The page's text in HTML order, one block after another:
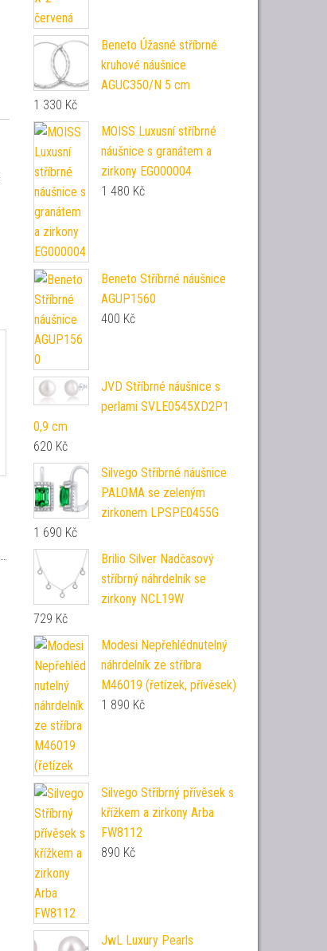
Beneto Úžasné stříbrné
kruhové náušnice
AGUC350/N 5 cm
1 330 Kč
MOISS Luxusní stříbrné
náušnice s granátem a
zirkony EG000004
1 480 Kč
Beneto Stříbrné náušnice
AGUP1560
400 Kč
JVD Stříbrné náušnice s
perlami SVLE0545XD2P1
0,9 cm
620 Kč
Silvego Stříbrné náušnice
PALOMA se zeleným
zirkonem LPSPE0455G
1 690 Kč
Brilio Silver Nadčasový
stříbrný náhrdelník se
zirkony NCL19W
729 Kč
Modesi Nepřehlédnutelný
náhrdelník ze stříbra
M46019 (řetízek, přívěsek)
1 890 Kč
Silvego Stříbrný přívěsek s
křížkem a zirkony Arba
FW8112
890 Kč
JwL Luxury Pearls